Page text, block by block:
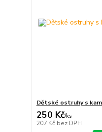
Dětské ostruhy s
250 Kč/ks
207 Kč bez DPH